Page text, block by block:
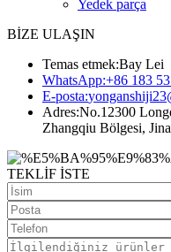
Yedek parça
BİZE ULAŞIN
Temas etmek:Bay Lei
WhatsApp:+86 183
E-posta:
Adres:No.12300
Zhangqiu Bölgesi,
TEKLİF İSTE